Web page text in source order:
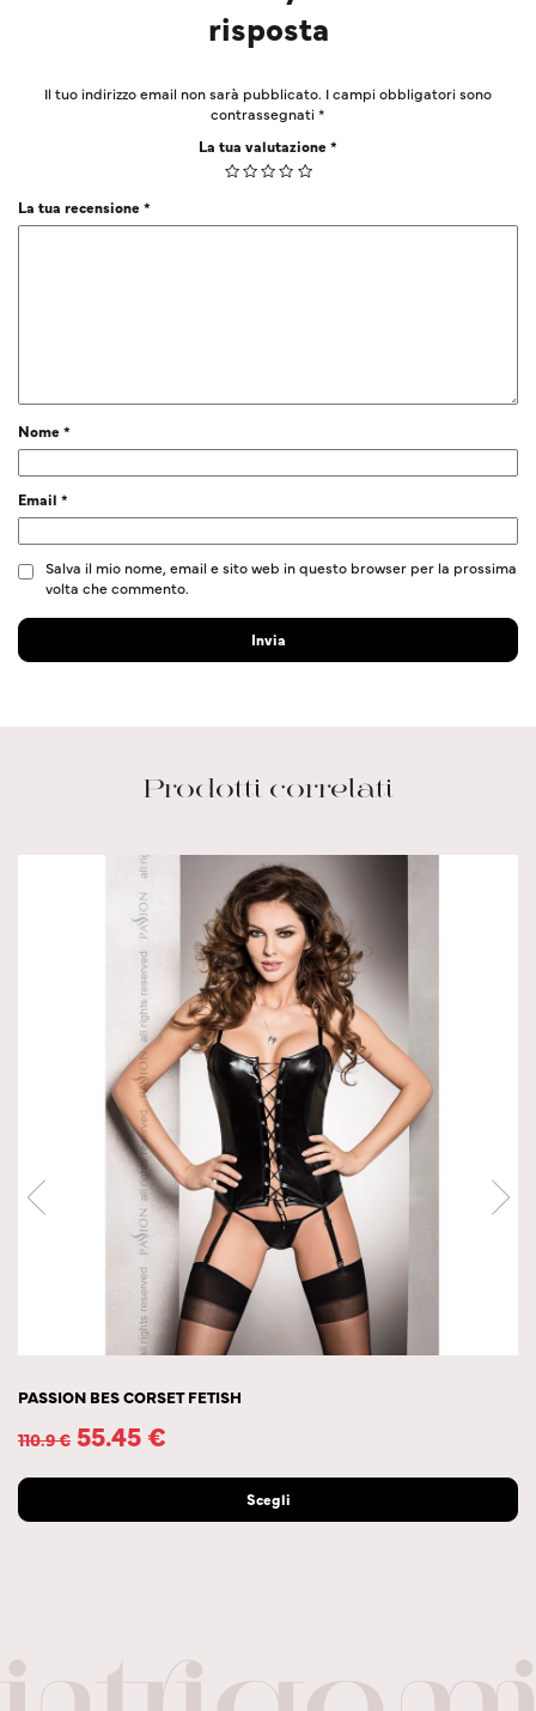
risposta
Il tuo indirizzo email non sarà pubblicato. I campi obbligatori sono
contrassegnati*
La tua valutazione*
La tua recensione*
Nome*
Email *
Salva il mio nome, email e sito web in questo browser per la prossima
volta che commento.
Prodotti correlati
PASSION BES CORSET FETISH
110.9€ 55.45€
Scegli